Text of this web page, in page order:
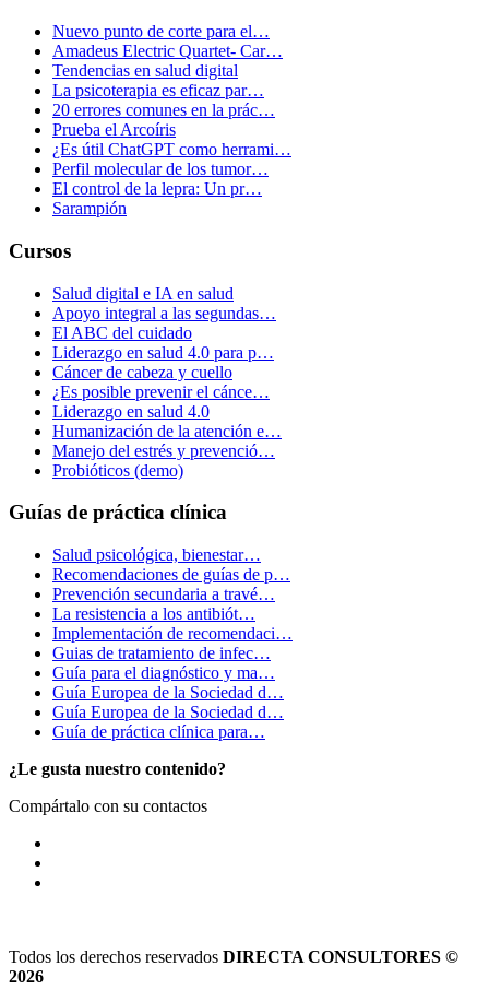
Nuevo punto de corte para el…
Amadeus Electric Quartet- Car…
Tendencias en salud digital
La psicoterapia es eficaz par…
20 errores comunes en la prác…
Prueba el Arcoíris
¿Es útil ChatGPT como herrami…
Perfil molecular de los tumor…
El control de la lepra: Un pr…
Sarampión
Cursos
Salud digital e IA en salud
Apoyo integral a las segundas…
El ABC del cuidado
Liderazgo en salud 4.0 para p…
Cáncer de cabeza y cuello
¿Es posible prevenir el cánce…
Liderazgo en salud 4.0
Humanización de la atención e…
Manejo del estrés y prevenció…
Probióticos (demo)
Guías de práctica clínica
Salud psicológica, bienestar…
Recomendaciones de guías de p…
Prevención secundaria a travé…
La resistencia a los antibiót…
Implementación de recomendaci…
Guias de tratamiento de infec…
Guía para el diagnóstico y ma…
Guía Europea de la Sociedad d…
Guía Europea de la Sociedad d…
Guía de práctica clínica para…
¿Le gusta nuestro contenido?
Compártalo con su contactos
Todos los derechos reservados DIRECTA CONSULTORES ©
2026